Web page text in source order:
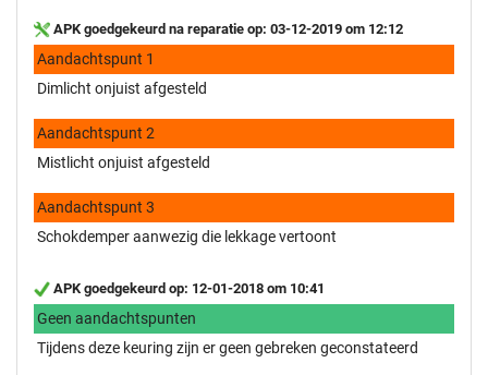
APK goedgekeurd na reparatie op: 03-12-2019 om 12:12
Aandachtspunt 1
Dimlicht onjuist afgesteld
Aandachtspunt 2
Mistlicht onjuist afgesteld
Aandachtspunt 3
Schokdemper aanwezig die lekkage vertoont
APK goedgekeurd op: 12-01-2018 om 10:41
Geen aandachtspunten
Tijdens deze keuring zijn er geen gebreken geconstateerd